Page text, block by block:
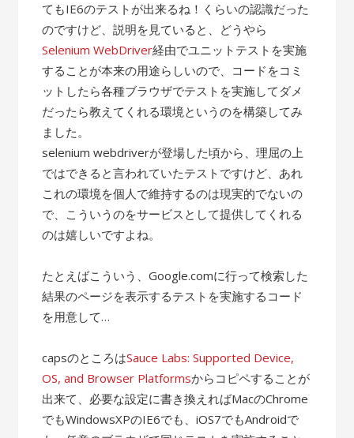
てもIE6のテストが出来るね！くらいの認識だった
のですけど、説明を見ていると、どうやら
Selenium WebDriver経由でユニットテストを実施
することが本来の用途らしいので、コードをコミ
ットしたら各種ブラウザでテストを実施してダメ
だったら教えてくれる環境というのを構築してみ
ました。
selenium webdriverが登場した頃から、理屈の上
ではできると言われていたテストですけど、あれ
これの環境を個人で維持するのは現実的でないの
で、こういうのをサービスとして提供してくれる
のは嬉しいですよね。
たとえばこういう、Google.comに行って検索した
結果のページを表示するテストを実施するコード
を用意して…
capsのところはSauce Labs: Supported Device,
OS, and Browser Platformsからコピペすることが
出来て、必要な設定に書き換えればMacのChrome
でもWindowsXPのIE6でも、iOS7でもAndroidで